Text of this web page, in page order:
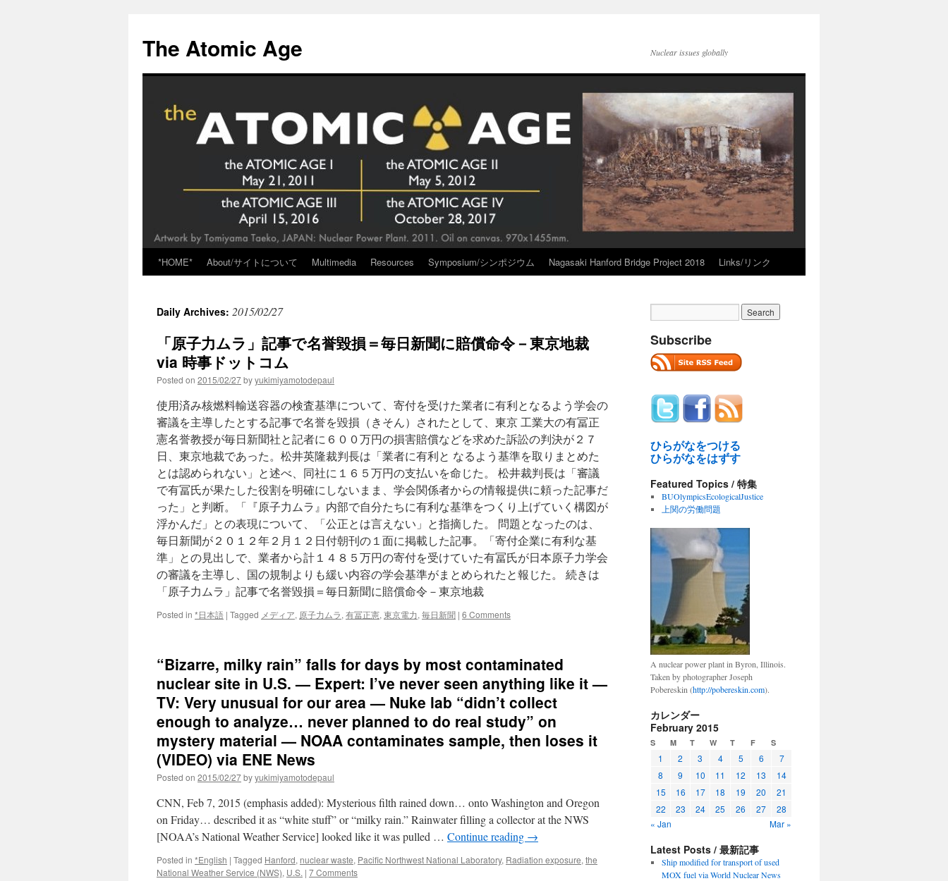
content
The Atomic Age Nuclear issues globally
*HOME* About/サイトについて Multimedia Resources Symposium/シンポジウム Nagasaki Hanford Bridge Project 2018 Links/リンク
Daily Archives: 2015/02/27
「原子力ムラ」記事で名誉毀損＝毎日新聞に賠償命令－東京地裁
via 時事ドットコム
Posted on 2015/02/27byyukimiyamotodepaul
使用済み核燃料輸送容器の検査基準について、寄付を受けた業者に有利となるよう学会の
審議を主導したとする記事で名誉を毀損（きそん）されたとして、東京 工業大の有冨正
憲名誉教授が毎日新聞社と記者に６００万円の損害賠償などを求めた訴訟の判決が２７
日、東京地裁であった。松井英隆裁判長は「業者に有利と なるよう基準を取りまとめた
とは認められない」と述べ、同社に１６５万円の支払いを命じた。 松井裁判長は「審議
で有冨氏が果たした役割を明確にしないまま、学会関係者からの情報提供に頼った記事だ
った」と判断。「『原子力ムラ』内部で自分たちに有利な基準をつくり上げていく構図が
浮かんだ」との表現について、「公正とは言えない」と指摘した。 問題となったのは、
毎日新聞が２０１２年２月１２日付朝刊の１面に掲載した記事。「寄付企業に有利な基
準」との見出しで、業者から計１４８５万円の寄付を受けていた有冨氏が日本原子力学会
の審議を主導し、国の規制よりも緩い内容の学会基準がまとめられたと報じた。 続きは
「原子力ムラ」記事で名誉毀損＝毎日新聞に賠償命令－東京地裁
Posted in *日本語 | Tagged メディア, 原子力ムラ, 有冨正憲, 東京電力, 毎日新聞 | 6 Comments
“Bizarre, milky rain” falls for days by most contaminated
nuclear site in U.S. — Expert: I’ve never seen anything like it —
TV: Very unusual for our area — Nuke lab “didn’t collect
enough to analyze… never planned to do real study” on
mystery material — NOAA contaminates sample, then loses it
(VIDEO) via ENE News
Posted on 2015/02/27byyukimiyamotodepaul
CNN, Feb 7, 2015 (emphasis added): Mysterious filth rained down… onto Washington and Oregon
on Friday… described it as “white stuff” or “milky rain.” Rainwater filling a collector at the NWS
[NOAA’s National Weather Service] looked like it was pulled … Continue reading →
Posted in *English | Tagged Hanford, nuclear waste, Pacific Northwest National Laboratory, Radiation exposure, the
National Weather Service (NWS), U.S. | 7 Comments
Subscribe
ひらがなをつける
ひらがなをはずす
Featured Topics / 特集
BUOlympicsEcologicalJustice
上関の労働問題
A nuclear power plant in Byron, Illinois.
Taken by photographer Joseph
Pobereskin (http://pobereskin.com).
カレンダー
February 2015
S M T W T F S
1 2 3 4 5 6
7
8
9 10 11 12 13
14
15
16 17 18 19 20
21
22
23 24 25 26 27
28
« Jan
Mar »
Latest Posts / 最新記事
Ship modified for transport of used
MOX fuel via World Nuclear News